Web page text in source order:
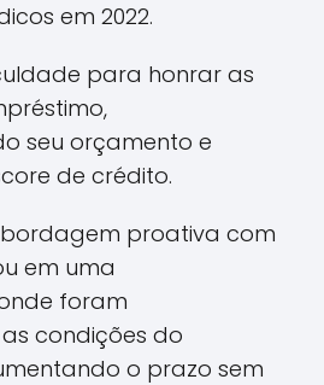
em 2022.
para honrar as
seu orçamento e
de crédito.
proativa com
em uma
foram
condições do
o prazo sem